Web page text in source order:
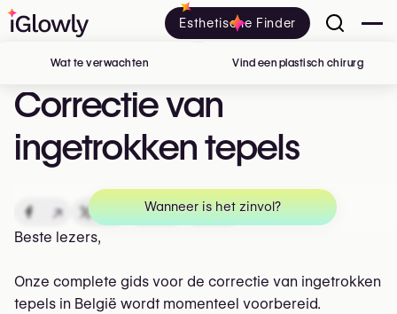
Esthetische Finder
Correctie van
ingetrokken tepels
Wat te verwachten Vind een plastisch chirurg
↗ ↗ ↗ ↗
Beste lezers,
Onze complete gids voor de correctie van ingetrokken
tepels in België wordt momenteel voorbereid.
Wanneer is het zinvol?